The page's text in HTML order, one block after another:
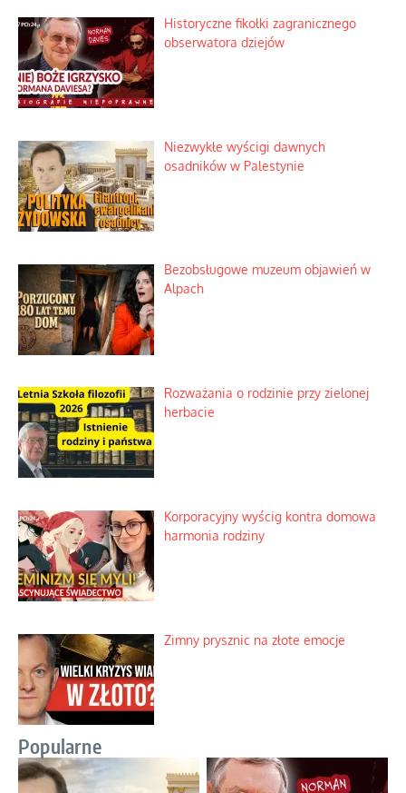
Historyczne fikołki zagranicznego
obserwatora dziejów
Niezwykłe wyścigi dawnych
osadników w Palestynie
Bezobsługowe muzeum objawień w
Alpach
Rozważania o rodzinie przy zielonej
herbacie
Korporacyjny wyścig kontra domowa
harmonia rodziny
Zimny prysznic na złote emocje
Popularne